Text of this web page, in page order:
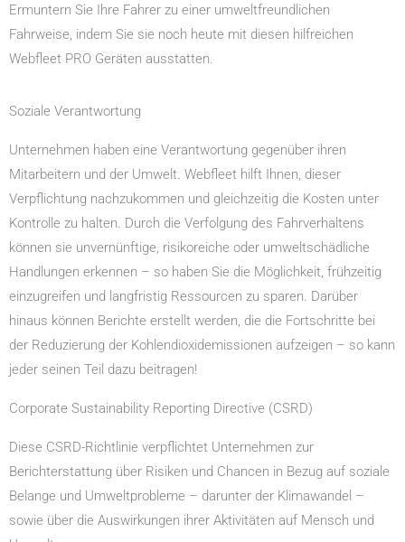
Ermuntern Sie Ihre Fahrer zu einer umweltfreundlichen
Fahrweise, indem Sie sie noch heute mit diesen hilfreichen
Webfleet PRO Geräten ausstatten.
Soziale Verantwortung
Unternehmen haben eine Verantwortung gegenüber ihren
Mitarbeitern und der Umwelt. Webfleet hilft Ihnen, dieser
Verpflichtung nachzukommen und gleichzeitig die Kosten unter
Kontrolle zu halten. Durch die Verfolgung des Fahrverhaltens
können sie unvernünftige, risikoreiche oder umweltschädliche
Handlungen erkennen – so haben Sie die Möglichkeit, frühzeitig
einzugreifen und langfristig Ressourcen zu sparen. Darüber
hinaus können Berichte erstellt werden, die die Fortschritte bei
der Reduzierung der Kohlendioxidemissionen aufzeigen – so kann
jeder seinen Teil dazu beitragen!
Corporate Sustainability Reporting Directive (CSRD)
Diese CSRD-Richtlinie verpflichtet Unternehmen zur
Berichterstattung über Risiken und Chancen in Bezug auf soziale
Belange und Umweltprobleme – darunter der Klimawandel –
sowie über die Auswirkungen ihrer Aktivitäten auf Mensch und